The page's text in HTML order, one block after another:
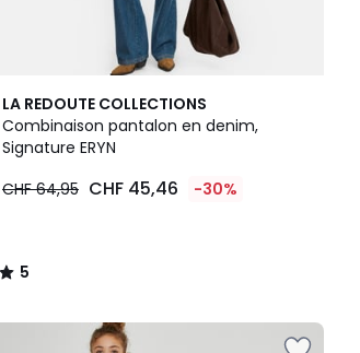
LA REDOUTE COLLECTIONS
Combinaison pantalon en denim,
Signature ERYN
CHF 64,95 CHF 45,46 -30%
5
/
5
5
/